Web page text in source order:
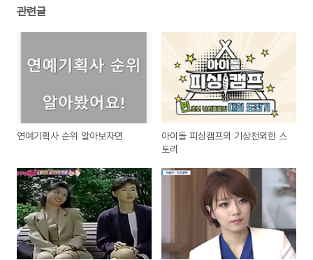
관련글
연예기획사 순위 알아보자면
아이돌 피싱캠프의 기상천외한 스
토리